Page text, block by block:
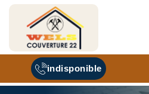
indisponible